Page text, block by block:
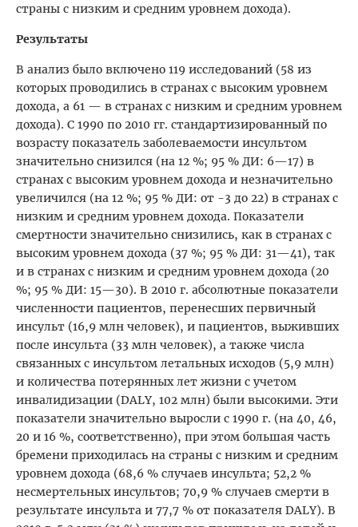
страны с низким и средним уровнем дохода).
Результаты
В анализ было включено 119 исследований (58 из
которых проводились в странах с высоким уровнем
дохода, а 61 — в странах с низким и средним уровнем
дохода). С 1990 по 2010 гг. стандартизированный по
возрасту показатель заболеваемости инсультом
значительно снизился (на 12 %; 95 % ДИ: 6—17) в
странах с высоким уровнем дохода и незначительно
увеличился (на 12 %; 95 % ДИ: от -3 до 22) в странах с
низким и средним уровнем дохода. Показатели
смертности значительно снизились, как в странах с
высоким уровнем дохода (37 %; 95 % ДИ: 31—41), так
и в странах с низким и средним уровнем дохода (20
%; 95 % ДИ: 15—30). В 2010 г. абсолютные показатели
численности пациентов, перенесших первичный
инсульт (16,9 млн человек), и пациентов, выживших
после инсульта (33 млн человек), а также числа
связанных с инсультом летальных исходов (5,9 млн)
и количества потерянных лет жизни с учетом
инвалидизации (DALY, 102 млн) были высокими. Эти
показатели значительно выросли с 1990 г. (на 40, 46,
20 и 16 %, соответственно), при этом большая часть
бремени приходилась на страны с низким и средним
уровнем дохода (68,6 % случаев инсульта; 52,2 %
несмертельных инсультов; 70,9 % случаев смерти в
результате инсульта и 77,7 % от показателя DALY). В